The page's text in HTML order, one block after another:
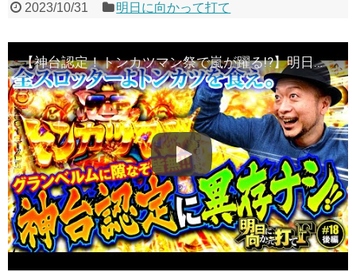
2023/10/31 明日に向かって打て
【神台認定！トンカツマン祭で嵐が躍る!?】明日に向かって打てF 第18回 後編《嵐》回胴式遊技機 グランベルム［パチスロ・スロット］